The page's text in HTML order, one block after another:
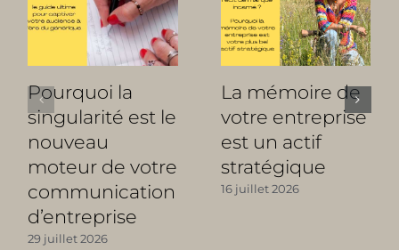
Pourquoi la
singularité est le
nouveau
moteur de votre
communication
d’entreprise
29 juillet 2026
La mémoire de
votre entreprise
est un actif
stratégique
16 juillet 2026